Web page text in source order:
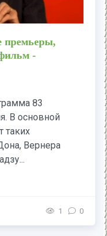
премьеры,
-
83
В основной
таких
Вернера
1 0